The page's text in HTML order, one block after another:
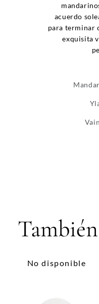
acuerdo
para terminar
exquisita
No disponible